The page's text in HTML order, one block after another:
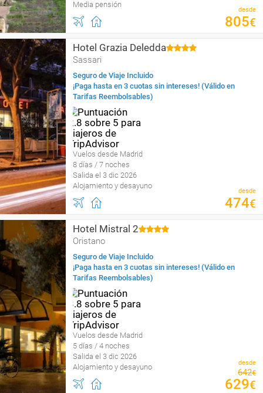
Media pensión
desde
805€
Hotel Grazia Deledda
Sassari
Seguro de Viaje Incluido
¡Paga hasta en 3 cuotas sin intereses! (Válido en
Tarifas Reembolsables)
Vuelos desde Madrid
8 días / 7 noches
Salida el 3 dic 2026
Alojamiento y desayuno
desde
474€
Hotel Mistral 2
Oristano
Seguro de Viaje Incluido
¡Paga hasta en 3 cuotas sin intereses! (Válido en
Tarifas Reembolsables)
Vuelos desde Madrid
5 días / 4 noches
Salida el 3 dic 2026
Alojamiento y desayuno
desde
642€
629€